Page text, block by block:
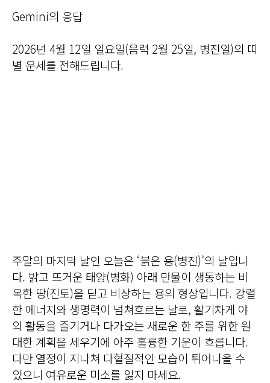
Gemini의 응답
2026년 4월 12일 일요일(음력 2월 25일, 병진일)의 띠
별 운세를 전해드립니다.
주말의 마지막 날인 오늘은 ‘붉은 용(병진)’의 날입니
다. 밝고 뜨거운 태양(병화) 아래 만물이 생동하는 비
옥한 땅(진토)을 딛고 비상하는 용의 형상입니다. 강렬
한 에너지와 생명력이 넘쳐흐르는 날로, 활기차게 야
외 활동을 즐기거나 다가오는 새로운 한 주를 위한 원
대한 계획을 세우기에 아주 훌륭한 기운이 흐릅니다.
다만 열정이 지나쳐 다혈질적인 모습이 튀어나올 수
있으니 여유로운 미소를 잃지 마세요.